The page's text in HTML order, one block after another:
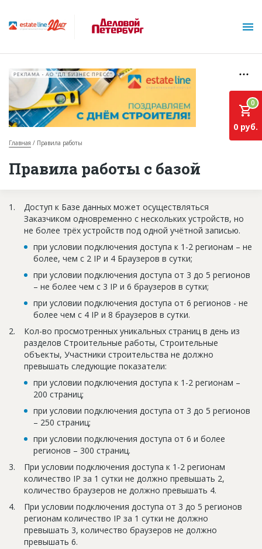
О проекте
База строящихся объектов
Инвестпроекты
Глоссарий
Новости
Платные услуги
Пресс-релизы
Правила работы
Контакты
Личный кабинет
РЕКЛАМА • АО "ДП БИЗНЕС ПРЕСС"
Главная Правила работы
Правила работы с базой
0
0 руб.
Доступ к Базе данных может осуществляться
Заказчиком одновременно с нескольких устройств, но
не более трёх устройств под одной учётной записью.
при условии подключения доступа к 1-2 регионам – не
более, чем с 2 IP и 4 Браузеров в сутки;
при условии подключения доступа от 3 до 5 регионов
– не более чем с 3 IP и 6 браузеров в сутки;
при условии подключения доступа от 6 регионов - не
более чем с 4 IP и 8 браузеров в сутки.
Кол-во просмотренных уникальных страниц в день из
разделов Строительные работы, Строительные
объекты, Участники строительства не должно
превышать следующие показатели:
при условии подключения доступа к 1-2 регионам –
200 страниц;
при условии подключения доступа от 3 до 5 регионов
– 250 страниц;
при условии подключения доступа от 6 и более
регионов – 300 страниц.
При условии подключения доступа к 1-2 регионам
количество IP за 1 сутки не должно превышать 2,
количество браузеров не должно превышать 4.
При условии подключения доступа от 3 до 5 регионов
регионам количество IP за 1 сутки не должно
превышать 3, количество браузеров не должно
превышать 6.